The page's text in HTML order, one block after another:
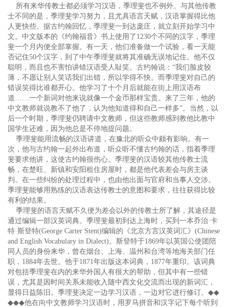
所有来华传教士都必须学习汉语，季理斐也不例外。与其他传教
士不同的是，季理斐学习努力，且尤具语言天赋，汉语掌握得比他
人更快些。据古约翰回忆，季理斐一到达庞庄，就立刻开始学习中
文。中文版本的《约翰福音》书上使用了1230个不同的汉字，季理
斐一个月内便全部掌握。有一天，他们准备做一个试验，看一天能
否记住50个汉字，到了中午季理斐就将其准确无误地记住。他不仅
聪明，而且也不害怕讲错汉语受人耻笑。古约翰说：“我们脸皮较
薄，不愿让别人笑话我们出错，所以学得不快。而季理斐对自己的
错误笑得比谁都开心。他学习了十个月后就能在街上用汉语布
道……一个新词对他来说就像一个金币那样宝贵。来了三年，他的
中文教师就说教不了他了，认为他知道得和自己一样多”。当然，以
后一个时期，季理斐仍聘请中文教师，但这些教师感到教他比教中
国学生还难，因为他总是不停地提问题。
季理斐能用流畅的汉语讲道，在豫北的听众中颇有影响。有一
次，他与古约翰一起外出布道，听众听不懂古约翰的话，指着季理
斐要求他讲，这使古约翰很伤心。季理斐的汉语较其他传教士流
畅，在楚旺、新镇和安阳租住房屋时，都是他代表差会与房主谈
判。在一些纠纷的处理过程中，也由他出面与官府和当事人交涉。
季理斐能够用熟练的汉语表达传教士的意图和要求，往往获得比较
有利的结果。
季理斐的语言天赋不久便为差会以外的传教士所了解，其途径是
通过编辑一部汉英词典。季理斐最初到达上海时，买到一本乔治·卡
特·斯登特(George Carter Stent)编辑的《北京方言汉英词汇》(Chinese
and English Vocabulary in Dialect)。斯登特于1869年以英国公使团陪
同人员的身份来华，曾在烟台、上海、温州和台湾等地海关部门任
职，1884年去世。他于1871年出版这本词典，1877年重印。该词典
对包括季理斐在内的来华外国人有很大的帮助，但其中有一些错
误，尤其是因时间关系未能收入随中西文化交流而出现的新词汇，
显得日益陈旧。季理斐决定一边学习汉语，一边对它进行修订。 ◆◆
◆◆◆他在向中文教师学习汉语时，用罗马拼音和汉字记下每个听到